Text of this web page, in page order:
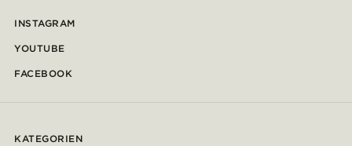
INSTAGRAM
YOUTUBE
FACEBOOK
KATEGORIEN